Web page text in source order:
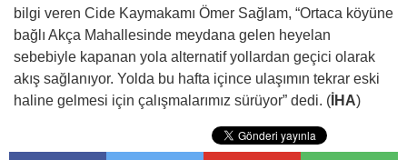
bilgi veren Cide Kaymakamı Ömer Sağlam, “Ortaca köyüne
bağlı Akça Mahallesinde meydana gelen heyelan
sebebiyle kapanan yola alternatif yollardan geçici olarak
akış sağlanıyor. Yolda bu hafta içince ulaşımın tekrar eski
haline gelmesi için çalışmalarımız sürüyor” dedi. ( İHA)